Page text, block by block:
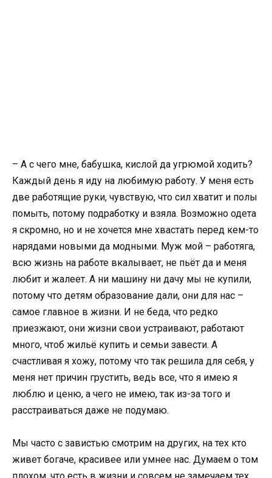
– А с чего мне, бабушка, кислой да угрюмой ходить?
Каждый день я иду на любимую работу. У меня есть
две работящие руки, чувствую, что сил хватит и полы
помыть, потому подработку и взяла. Возможно одета
я скромно, но и не хочется мне хвастать перед кем-то
нарядами новыми да модными. Муж мой – работяга,
всю жизнь на работе вкалывает, не пьёт да и меня
любит и жалеет. А ни машину ни дачу мы не купили,
потому что детям образование дали, они для нас –
самое главное в жизни. И не беда, что редко
приезжают, они жизни свои устраивают, работают
много, чтоб жильё купить и семьи завести. А
счастливая я хожу, потому что так решила для себя, у
меня нет причин грустить, ведь все, что я имею я
люблю и ценю, а чего не имею, так из-за того и
расстраиваться даже не подумаю.
Мы часто с завистью смотрим на других, на тех кто
живет богаче, красивее или умнее нас. Думаем о том